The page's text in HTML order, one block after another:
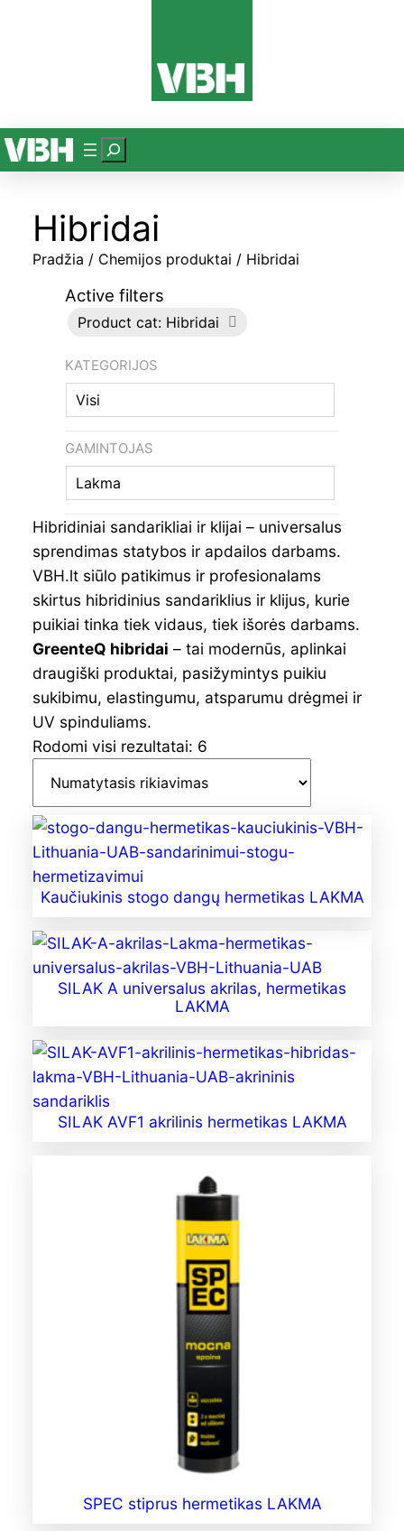
P
a
e
š
k
a
Hibridai
Pradžia / Chemijos produktai / Hibridai
Active filters
Product cat: Hibridai
KATEGORIJOS
Visi
GAMINTOJAS
Lakma
Hibridiniai sandarikliai ir klijai – universalus
sprendimas statybos ir apdailos darbams.
VBH.lt siūlo patikimus ir profesionalams
skirtus hibridinius sandariklius ir klijus, kurie
puikiai tinka tiek vidaus, tiek išorės darbams.
GreenteQ hibridai – tai modernūs, aplinkai
draugiški produktai, pasižymintys puikiu
sukibimu, elastingumu, atsparumu drėgmei ir
UV spinduliams.
Rodomi visi rezultatai: 6
Kaučiukinis stogo dangų hermetikas LAKMA
SILAK A universalus akrilas, hermetikas
LAKMA
SILAK AVF1 akrilinis hermetikas LAKMA
SPEC stiprus hermetikas LAKMA